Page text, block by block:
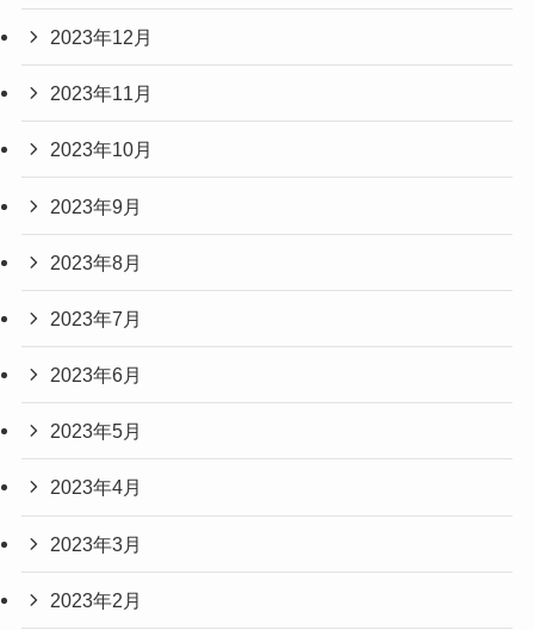
2023年12月
2023年11月
2023年10月
2023年9月
2023年8月
2023年7月
2023年6月
2023年5月
2023年4月
2023年3月
2023年2月